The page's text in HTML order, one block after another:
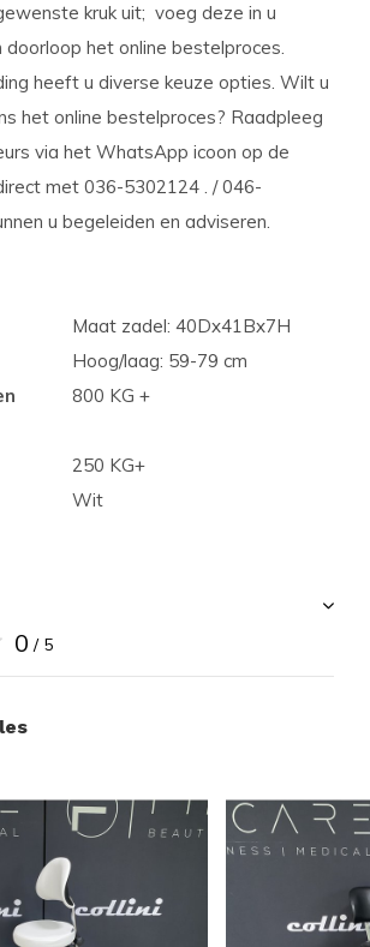
kruk uit; voeg deze in u
het online bestelproces.
heeft u diverse keuze opties. Wilt u
het online bestelproces? Raadpleeg
via het WhatsApp icoon op de
met 036-5302124 . / 046-
u begeleiden en adviseren.
Maat zadel: 40Dx41Bx7H
Hoog/laag: 59-79 cm
800 KG +
250 KG+
Wit
0 / 5